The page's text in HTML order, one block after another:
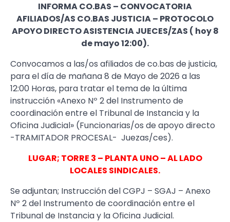
INFORMA CO.BAS – CONVOCATORIA
AFILIADOS/AS CO.BAS JUSTICIA – PROTOCOLO
APOYO DIRECTO ASISTENCIA JUECES/ZAS ( hoy 8
de mayo 12:00).
Convocamos a las/os afiliados de co.bas de justicia,
para el día de mañana 8 de Mayo de 2026 a las
12:00 Horas, para tratar el tema de la última
instrucción «Anexo Nº 2 del Instrumento de
coordinación entre el Tribunal de Instancia y la
Oficina Judicial» (Funcionarias/os de apoyo directo
-TRAMITADOR PROCESAL- Juezas/ces).
LUGAR; TORRE 3 – PLANTA UNO – AL LADO
LOCALES SINDICALES.
Se adjuntan; Instrucción del CGPJ – SGAJ – Anexo
Nº 2 del Instrumento de coordinación entre el
Tribunal de Instancia y la Oficina Judicial.